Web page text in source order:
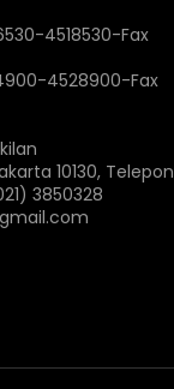
4518530-Fax
4528900-Fax
10130, Telepon
3850328